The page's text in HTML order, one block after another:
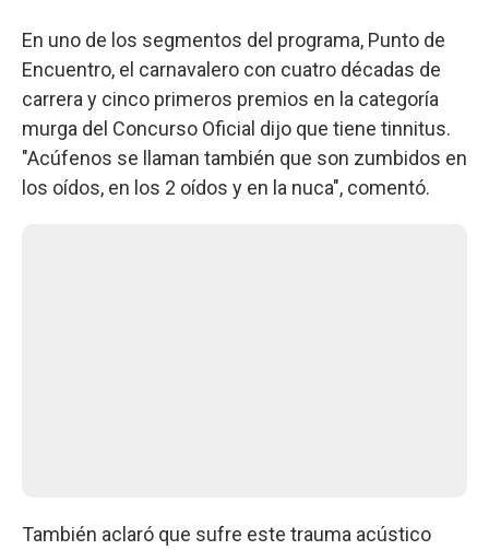
En uno de los segmentos del programa, Punto de
Encuentro, el carnavalero con cuatro décadas de
carrera y cinco primeros premios en la categoría
murga del Concurso Oficial dijo que tiene tinnitus.
"Acúfenos se llaman también que son zumbidos en
los oídos, en los 2 oídos y en la nuca", comentó.
También aclaró que sufre este trauma acústico